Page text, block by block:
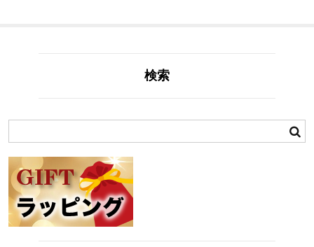
検索